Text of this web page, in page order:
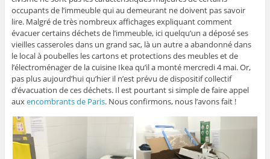
occupants de l’immeuble qui au demeurant ne doivent pas savoir
lire. Malgré de très nombreux affichages expliquant comment
évacuer certains déchets de l’immeuble, ici quelqu’un a déposé ses
vieilles casseroles dans un grand sac, là un autre a abandonné dans
le local à poubelles les cartons et protections des meubles et de
l’électroménager de la cuisine Ikea qu’il a monté mercredi 4 mai. Or,
pas plus aujourd’hui qu’hier il n’est prévu de dispositif collectif
d’évacuation de ces déchets. Il est pourtant si simple de faire appel
aux encombrants de Paris. Nous confirmons, nous l’avons fait !